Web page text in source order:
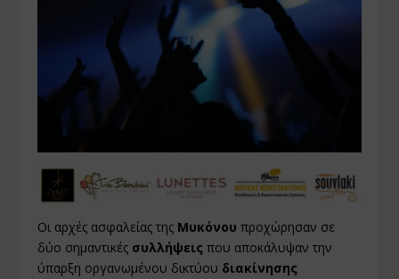
Οι αρχές ασφαλείας της Μυκόνου προχώρησαν σε
δύο σημαντικές συλλήψεις που αποκάλυψαν την
ύπαρξη οργανωμένου δικτύου διακίνησης